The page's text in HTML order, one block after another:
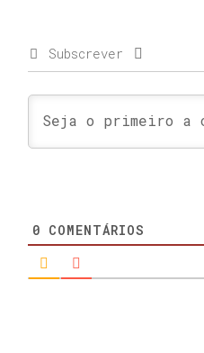
Subscrever
0 COMENTÁRIOS